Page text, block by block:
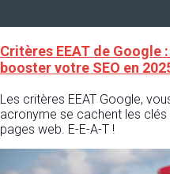
Critères EEAT de
booster votre SEO en
Les critères EEAT Google,
acronyme se cachent les
pages web. E-E-A-T !